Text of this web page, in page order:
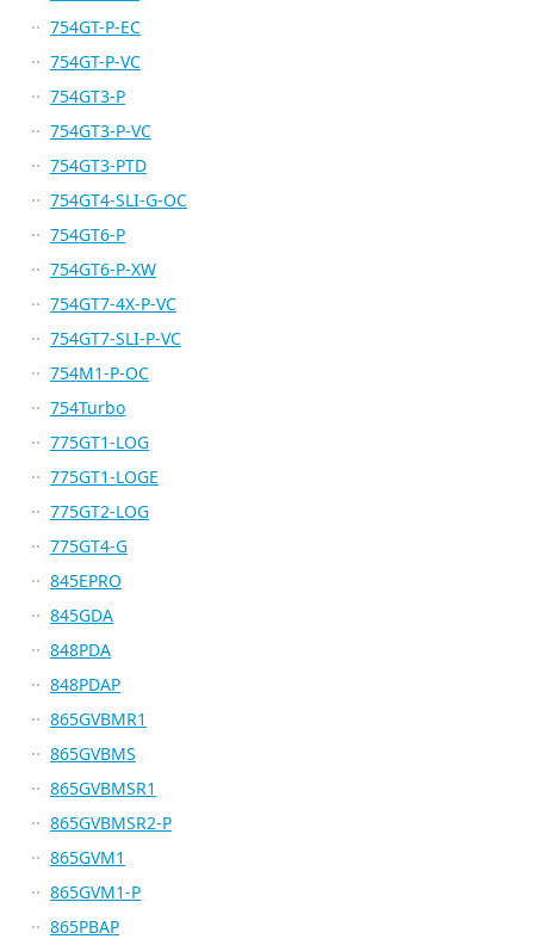
754GT-P-EC
754GT-P-VC
754GT3-P
754GT3-P-VC
754GT3-PTD
754GT4-SLI-G-OC
754GT6-P
754GT6-P-XW
754GT7-4X-P-VC
754GT7-SLI-P-VC
754M1-P-OC
754Turbo
775GT1-LOG
775GT1-LOGE
775GT2-LOG
775GT4-G
845EPRO
845GDA
848PDA
848PDAP
865GVBMR1
865GVBMS
865GVBMSR1
865GVBMSR2-P
865GVM1
865GVM1-P
865PBAP